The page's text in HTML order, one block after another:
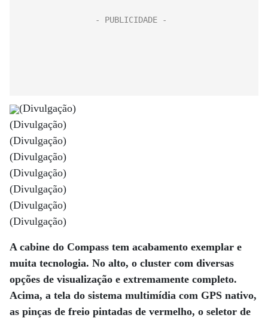
(Divulgação)
(Divulgação)
(Divulgação)
(Divulgação)
(Divulgação)
(Divulgação)
(Divulgação)
(Divulgação)
A cabine do Compass tem acabamento exemplar e
muita tecnologia. No alto, o cluster com diversas
opções de visualização e extremamente completo.
Acima, a tela do sistema multimídia com GPS nativo,
as pinças de freio pintadas de vermelho, o seletor de